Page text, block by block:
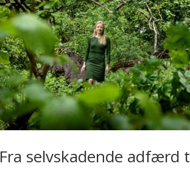
Fra selvskadende adfærd